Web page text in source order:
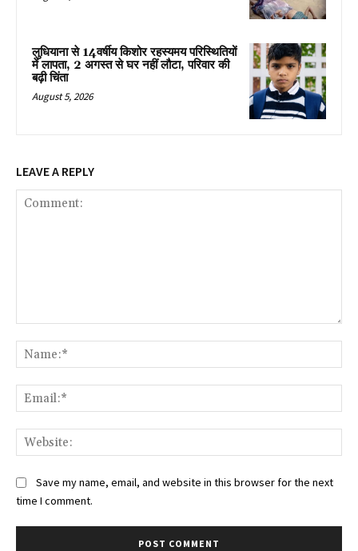
लुधियाना से 14वर्षीय किशोर रहस्यमय परिस्थितियों
में लापता, 2 अगस्त से घर नहीं लौटा, परिवार की
बढ़ी चिंता
August 5, 2026
LEAVE A REPLY
Save my name, email, and website in this browser for the next
time I comment.